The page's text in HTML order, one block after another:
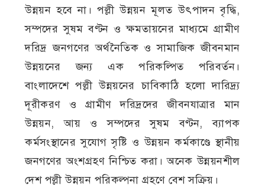
উন্নয়ন হবে না। পল্লী উন্নয়ন মূলত উৎপাদন বৃদ্ধি,
সম্পদের সুষম বণ্টন ও ক্ষমতায়নের মাধ্যমে গ্রামীণ
দরিদ্র জনগণের অর্থনৈতিক ও সামাজিক জীবনমান
উন্নয়নের জন্য এক পরিকল্পিত পরিবর্তন।
বাংলাদেশে পল্লী উন্নয়নের চাবিকাঠি হলো দারিদ্র্য
দূরীকরণ ও গ্রামীণ দরিদ্রদের জীবনযাত্রার মান
উন্নয়ন, আয় ও সম্পদের সুষম বণ্টন, ব্যাপক
কর্মসংস্থানের সুযোগ সৃষ্টি ও উন্নয়ন কর্মকাণ্ডে স্থানীয়
জনগণের অংশগ্রহণ নিশ্চিত করা। অনেক উন্নয়নশীল
দেশ পল্লী উন্নয়ন পরিকল্পনা গ্রহণে বেশ সক্রিয়।